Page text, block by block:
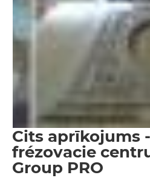
Cits aprīkojums
frézovacie
Group PRO